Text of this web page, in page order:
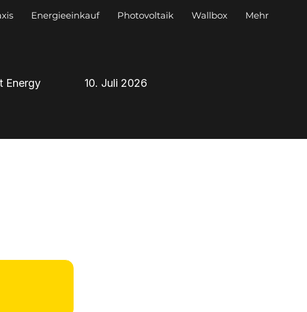
Energieeinkauf Photovoltaik Wallbox Mehr
Energy 10. Juli 2026